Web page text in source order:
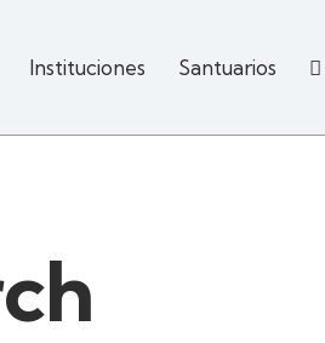
Instituciones Santuarios